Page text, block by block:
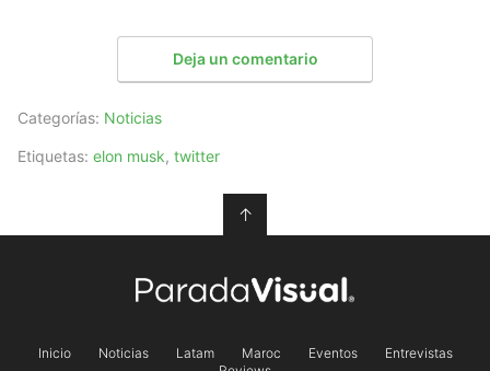
Deja un comentario
Categorías: Noticias
Etiquetas: elon musk, twitter
↑
Inicio Noticias Latam Maroc Eventos
Entrevistas